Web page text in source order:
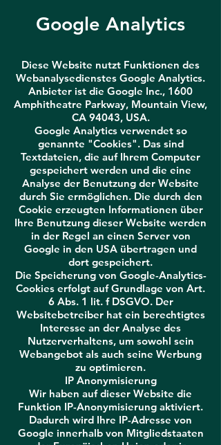
Google Analytics
Diese Website nutzt Funktionen des
Webanalysedienstes Google Analytics.
Anbieter ist die Google Inc., 1600
Amphitheatre Parkway, Mountain View,
CA 94043, USA.
Google Analytics verwendet so
genannte "Cookies". Das sind
Textdateien, die auf Ihrem Computer
gespeichert werden und die eine
Analyse der Benutzung der Website
durch Sie ermöglichen. Die durch den
Cookie erzeugten Informationen über
Ihre Benutzung dieser Website werden
in der Regel an einen Server von
Google in den USA übertragen und
dort gespeichert.
Die Speicherung von Google-Analytics-
Cookies erfolgt auf Grundlage von Art.
6 Abs. 1 lit. f DSGVO. Der
Websitebetreiber hat ein berechtigtes
Interesse an der Analyse des
Nutzerverhaltens, um sowohl sein
Webangebot als auch seine Werbung
zu optimieren.
IP Anonymisierung
Wir haben auf dieser Website die
Funktion IP-Anonymisierung aktiviert.
Dadurch wird Ihre IP-Adresse von
Google innerhalb von Mitgliedstaaten